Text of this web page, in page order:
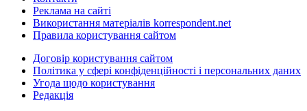
Реклама на сайті
Використання матеріалів korrespondent.net
Правила користування сайтом
Договір користування сайтом
Політика у сфері конфіденційності і персональних даних
Угода щодо користування
Редакція